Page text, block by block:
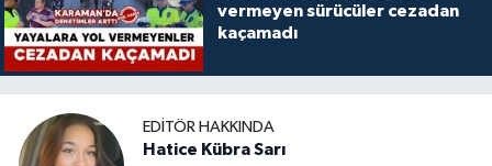
vermeyen sürücüler cezadan
kaçamadı
EDITÖR HAKKINDA
Hatice Kübra Sarı